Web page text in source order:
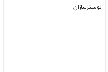
لوسترسازان